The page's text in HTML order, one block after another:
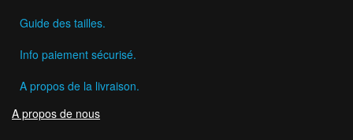
Guide des tailles.
Info paiement sécurisé.
A propos de la livraison.
A propos de nous